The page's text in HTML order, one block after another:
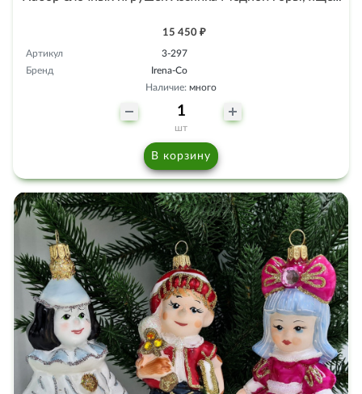
15 450 ₽
Артикул
3-297
Бренд
Irena-Co
Наличие: много
шт
В корзину